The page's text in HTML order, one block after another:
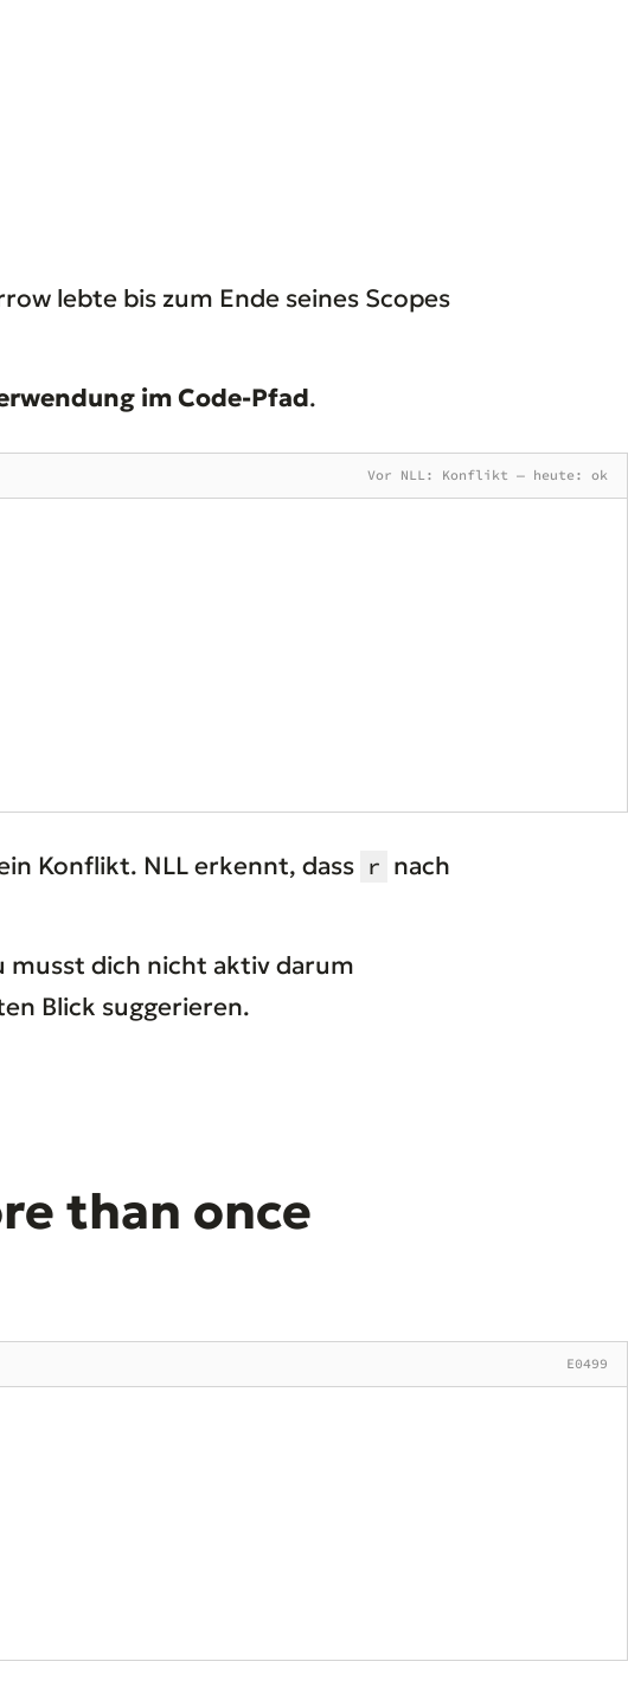
lebte bis zum Ende seines Scopes
im Code-Pfad.
Vor NLL: Konflikt — heute: ok
Konflikt. NLL erkennt, dass r nach
musst dich nicht aktiv darum
Blick suggerieren.
than once
E0499